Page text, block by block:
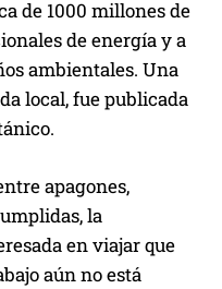
de 1000 millones de
de energía y a
ambientales. Una
local, fue publicada
apagones,
la
en viajar que
aún no está